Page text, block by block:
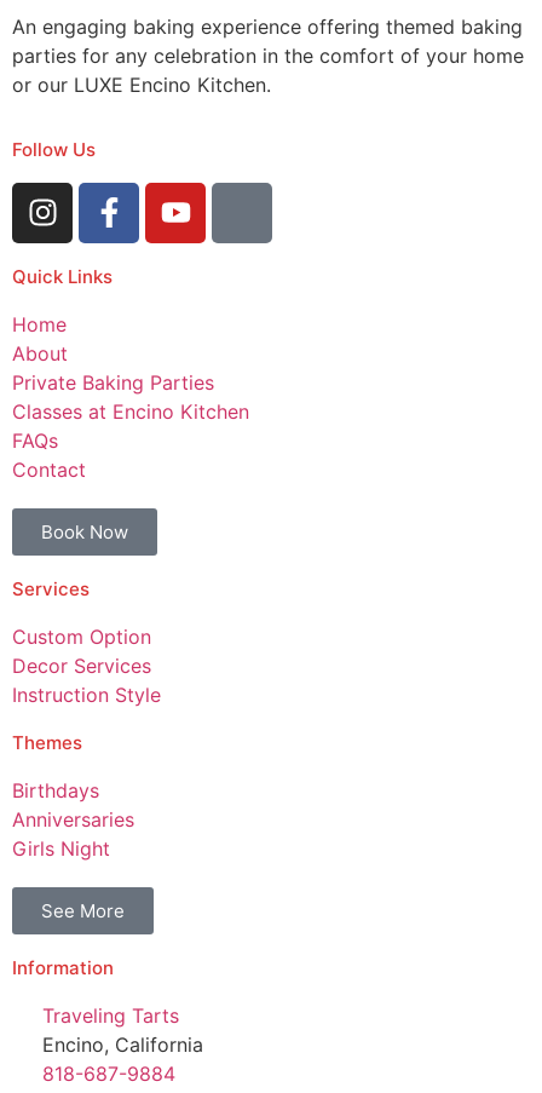
An engaging baking experience offering themed baking
parties for any celebration in the comfort of your home
or our LUXE Encino Kitchen.
Follow Us
Quick Links
Home
About
Private Baking Parties
Classes at Encino Kitchen
FAQs
Contact
Book Now
Services
Custom Option
Decor Services
Instruction Style
Themes
Birthdays
Anniversaries
Girls Night
See More
Information
Traveling Tarts
Encino, California
818-687-9884